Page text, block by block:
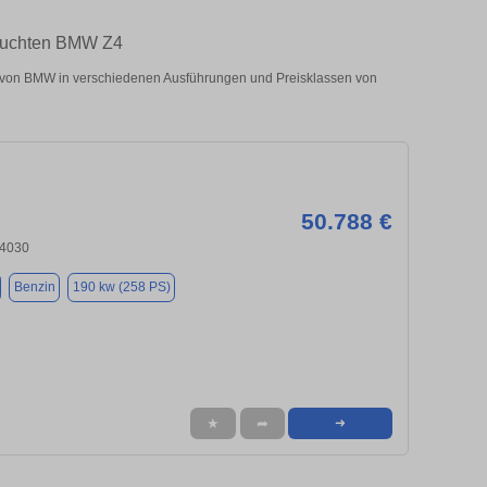
BMW Z4
BMW in verschiedenen Ausführungen und Preisklassen von
50.788 €
Benzin 190 kw (258 PS)
★ ➦ ➜